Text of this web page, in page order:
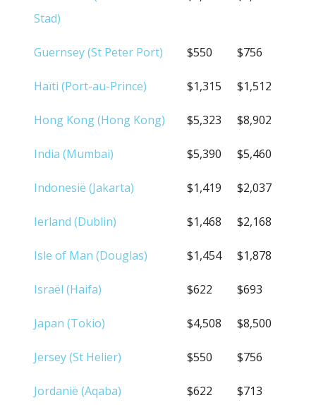
Stad)
Guernsey (St Peter Port) $550 $756
Haïti (Port-au-Prince) $1,315 $1,512
Hong Kong (Hong Kong) $5,323 $8,902
India (Mumbai) $5,390 $5,460
Indonesië (Jakarta) $1,419 $2,037
Ierland (Dublin) $1,468 $2,168
Isle of Man (Douglas) $1,454 $1,878
Israël (Haifa) $622 $693
Japan (Tokio) $4,508 $8,500
Jersey (St Helier) $550 $756
Jordanië (Aqaba) $622 $713